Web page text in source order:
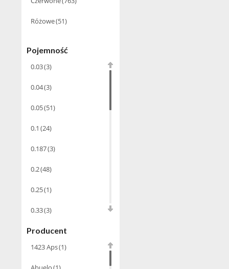
Pisco (4)
Tequila (26)
Rocznikowe
Cachaca
Bourbon
Piwo (10)
Nalewka
Sake(1)
Alkohole
prezentowe
Różowe(51)
Pojemność
0.03(3)
0.04(3)
0.05(51)
0.1 (24)
0.187(3)
0.2(48)
0.25(1)
0.33(3)
0.35(53)
0.375 (28)
Producent
1423 Aps(1)